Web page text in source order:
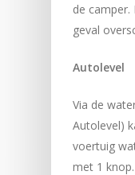
de
geval
Autolevel
Via de
Autolevel)
voertuig
met 1